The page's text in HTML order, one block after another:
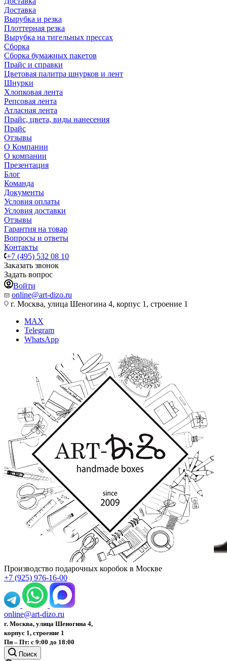
Доставка
Вырубка и резка
Плоттерная резка
Вырубка на тигельных прессах
Сборка
Сборка бумажных пакетов
Прайс и справки
Цветовая палитра шнурков и лент
Шнурки
Хлопковая лента
Репсовая лента
Атласная лента
Прайс, цвета, виды нанесения
Прайс
Отзывы
О Компании
О компании
Презентация
Блог
Команда
Документы
Условия оплаты
Условия доставки
Отзывы
Гарантия на товар
Вопросы и ответы
Контакты
+7 (495) 532 08 10
Заказать звонок
Задать вопрос
Войти
online@art-dizo.ru
г. Москва, улица Шеногина 4, корпус 1, строение 1
MAX
Telegram
WhatsApp
Производство подарочных коробок в Москве
+7 (925) 976-16-00
online@art-dizo.ru
г. Москва, улица Шеногина 4,
корпус 1, строение 1
Пн – Пт: с 9:00 до 18:00
Поиск